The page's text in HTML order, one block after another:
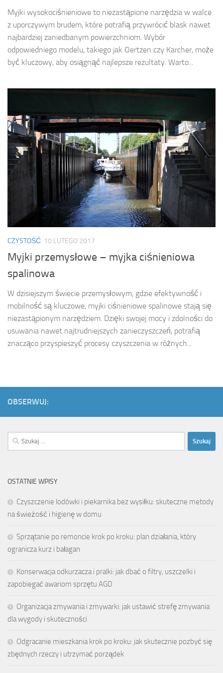
Myjki wysokociśnieniowe to niezastąpione narzędzia w walce
z uporczywym brudem, które potrafią przywrócić blask nawet
najbardziej zaniedbanym powierzchniom. Wybór
odpowiedniego modelu, takiego jak Oertzen czy Karcher, może
być kluczowy, aby osiągnąć najlepsze rezultaty. Warto...
CZYSTOŚĆ 10 LUTEGO 2017
Myjki przemysłowe – myjka ciśnieniowa
spalinowa
W dzisiejszym świecie przemysłowym, gdzie efektywność i
mobilność są kluczowe, myjki ciśnieniowe spalinowe stają się
niezastąpionym narzędziem. Dzięki swojej mocy i zdolności do
usuwania nawet najtrudniejszych zanieczyszczeń, potrafią
znacząco przyspieszyć procesy czyszczenia w różnych...
OBSERWUJ:
Szukaj:
OSTATNIE WPISY
Czyszczenie lodówki i piekarnika bez wysiłku: skuteczne metody
na świeżość i higienę w domu
Sprzątanie po remoncie krok po kroku: plan działania, który
ogranicza kurz i bałagan
Konserwacja odkurzacza i pralki: jak dbać o filtry, uszczelki i
zapobiegać awariom sprzętu AGD
Organizacja zmywania i zmywarki: jak ustawić strefę zmywania
dla wygody i skuteczności
Odgracanie mieszkania krok po kroku: jak skutecznie pozbyć się
zbędnych rzeczy i utrzymać porządek